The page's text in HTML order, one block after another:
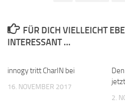
FÜR DICH VIELLEICHT
INTERESSANT …
innogy tritt CharIN bei
16. NOVEMBER 2017
2.